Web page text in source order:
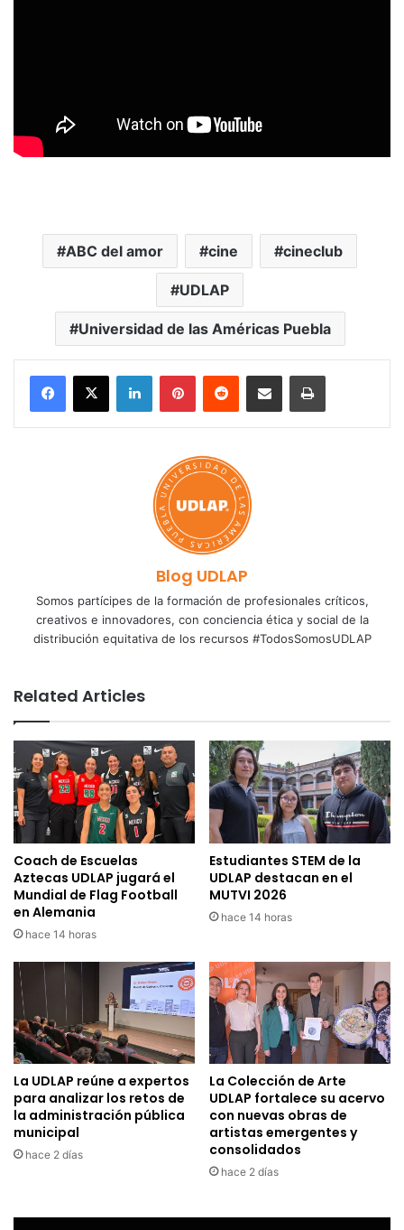
ABC del amor cine cineclub
UDLAP
Universidad de las Américas Puebla
LinkedInPinterestReddit Share via Email Print
Blog UDLAP
Somos partícipes de la formación de profesionales críticos,
creativos e innovadores, con conciencia ética y social de la
distribución equitativa de los recursos #TodosSomosUDLAP
Related Articles
Coach de Escuelas
Aztecas UDLAP jugará el
Mundial de Flag Football
en Alemania
hace 14 horas
Estudiantes STEM de la
UDLAP destacan en el
MUTVI 2026
hace 14 horas
La UDLAP reúne a expertos
para analizar los retos de
la administración pública
municipal
hace 2 días
La Colección de Arte
UDLAP fortalece su acervo
con nuevas obras de
artistas emergentes y
consolidados
hace 2 días